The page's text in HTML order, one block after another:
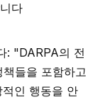
다
: "DARPA의 전
들을 포함하고
인 행동을 안